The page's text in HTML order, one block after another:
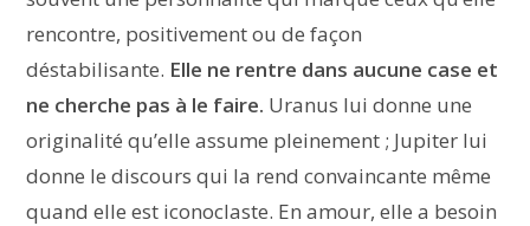
rencontre, positivement ou de façon
déstabilisante. Elle ne rentre dans aucune case et
ne cherche pas à le faire. Uranus lui donne une
originalité qu’elle assume pleinement ; Jupiter lui
donne le discours qui la rend convaincante même
quand elle est iconoclaste. En amour, elle a besoin